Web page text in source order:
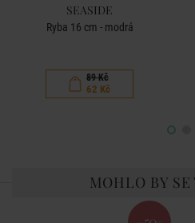
SEASIDE
Ryba 16 cm - modrá
89 Kč
62 Kč
MOHLO BY